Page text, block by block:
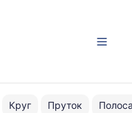
Круг Пруток